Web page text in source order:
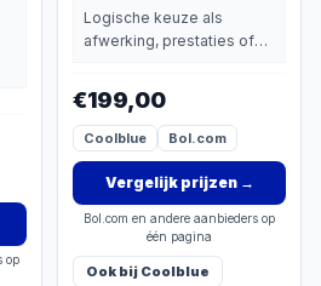
op
Logische keuze als
afwerking, prestaties of
€199,00
Coolblue Bol.com
Vergelijk prijzen→
Bol.com en andere aanbieders op
één pagina
Ook bij Coolblue